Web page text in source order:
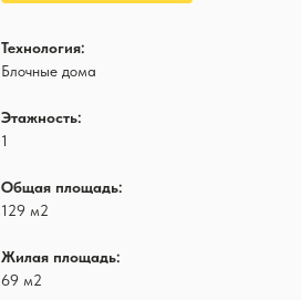
Технология:
Блочные дома
Этажность:
1
Общая площадь:
129 м2
Жилая площадь:
69 м2